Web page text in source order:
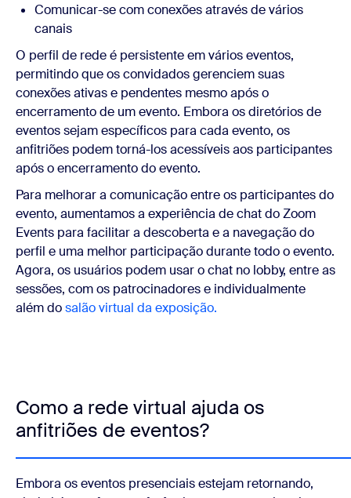
Comunicar-se com conexões através de vários
canais
O perfil de rede é persistente em vários eventos,
permitindo que os convidados gerenciem suas
conexões ativas e pendentes mesmo após o
encerramento de um evento. Embora os diretórios de
eventos sejam específicos para cada evento, os
anfitriões podem torná-los acessíveis aos participantes
após o encerramento do evento.
Para melhorar a comunicação entre os participantes do
evento, aumentamos a experiência de chat do Zoom
Events para facilitar a descoberta e a navegação do
perfil e uma melhor participação durante todo o evento.
Agora, os usuários podem usar o chat no lobby, entre as
sessões, com os patrocinadores e individualmente
além dosalão virtual da exposição.
Como a rede virtual ajuda os
anfitriões de eventos?
Embora os eventos presenciais estejam retornando,